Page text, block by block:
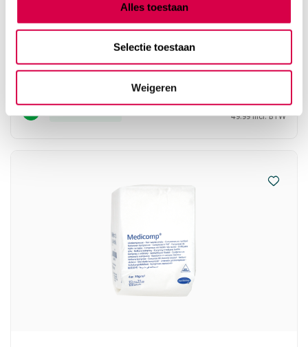
Alles toestaan
Selectie toestaan
Weigeren
steriel (40×5)
40 x 5 stuks, 5cm x 5cm, steriel
45.86
49.99incl. BTW